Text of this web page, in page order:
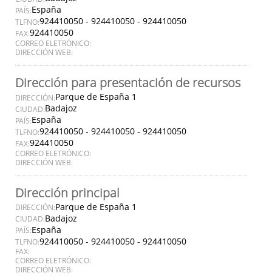
PAÍS:España
TLFNO:924410050 - 924410050 - 924410050
FAX:924410050
CORREO ELETRÓNICO:
DIRECCIÓN WEB:
Dirección para presentación de recursos
DIRECCIÓN:Parque de España 1
CIUDAD:Badajoz
PAÍS:España
TLFNO:924410050 - 924410050 - 924410050
FAX:924410050
CORREO ELETRÓNICO:
DIRECCIÓN WEB:
Dirección principal
DIRECCIÓN:Parque de España 1
CIUDAD:Badajoz
PAÍS:España
TLFNO:924410050 - 924410050 - 924410050
FAX:
CORREO ELETRÓNICO:
DIRECCIÓN WEB: